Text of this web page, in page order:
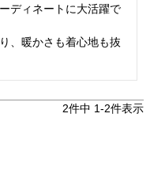
ディネートに大活躍で
、暖かさも着心地も抜
2件中 1-2件表示